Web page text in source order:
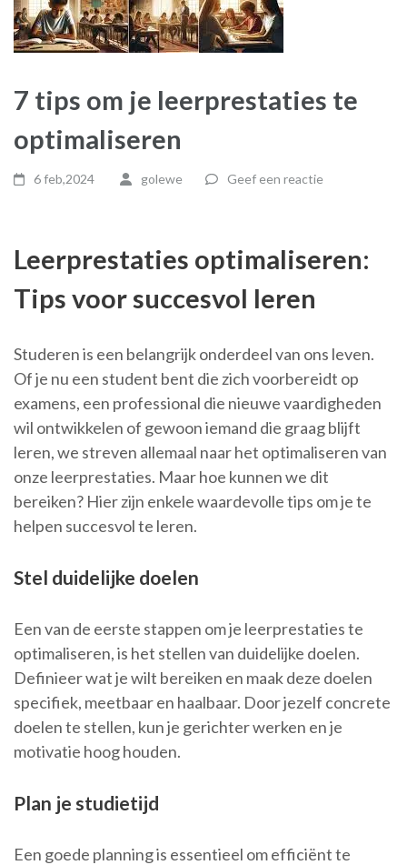
7 tips om je leerprestaties te
optimaliseren
6 feb,2024 golewe Geef een reactie
Leerprestaties optimaliseren:
Tips voor succesvol leren
Studeren is een belangrijk onderdeel van ons leven.
Of je nu een student bent die zich voorbereidt op
examens, een professional die nieuwe vaardigheden
wil ontwikkelen of gewoon iemand die graag blijft
leren, we streven allemaal naar het optimaliseren van
onze leerprestaties. Maar hoe kunnen we dit
bereiken? Hier zijn enkele waardevolle tips om je te
helpen succesvol te leren.
Stel duidelijke doelen
Een van de eerste stappen om je leerprestaties te
optimaliseren, is het stellen van duidelijke doelen.
Definieer wat je wilt bereiken en maak deze doelen
specifiek, meetbaar en haalbaar. Door jezelf concrete
doelen te stellen, kun je gerichter werken en je
motivatie hoog houden.
Plan je studietijd
Een goede planning is essentieel om efficiënt te